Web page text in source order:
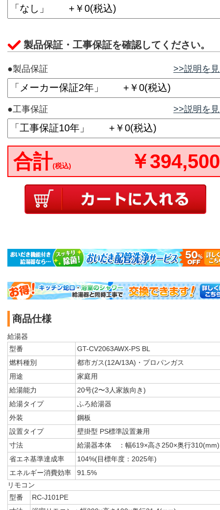
製品保証・工事保証を確認してください。
●製品保証 >>説明を
●工事保証 >>説明を
合計(税込) ￥394,500
商品仕様
給湯器
型番
GT-CV2063AWX-PS BL
燃料種別
都市ガス(12A/13A)・プロパンガス
用途
家庭用
給湯能力
20号(2〜3人家族向き)
給湯タイプ
ふろ給湯器
外装
鋼板
設置タイプ
壁掛型 PS標準設置兼用
寸法
給湯器本体 ：幅619×高さ250×奥行310(mm)
省エネ基準達成率
104%(目標年度：2025年)
エネルギー消費効率
91.5%
リモコン
型番
RC-J101PE